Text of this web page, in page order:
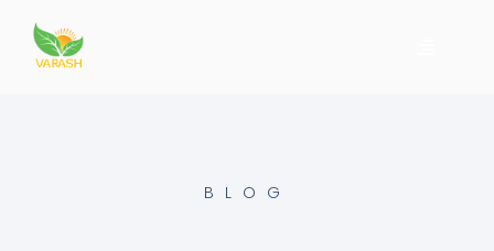
BLOG